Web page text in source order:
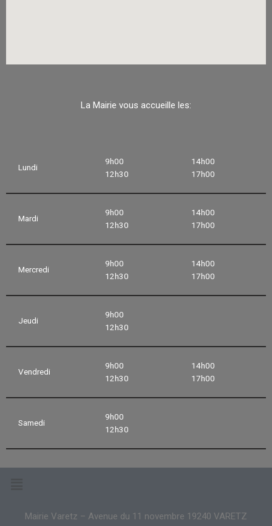
La Mairie vous accueille les:
Lundi
9h00
12h30
14h00
17h00
Mardi
9h00
12h30
14h00
17h00
Mercredi
9h00
12h30
14h00
17h00
Jeudi
9h00
12h30
Vendredi
9h00
12h30
14h00
17h00
Samedi
9h00
12h30
Mairie Varetz – Avenue du 11 novembre 19240 VARETZ